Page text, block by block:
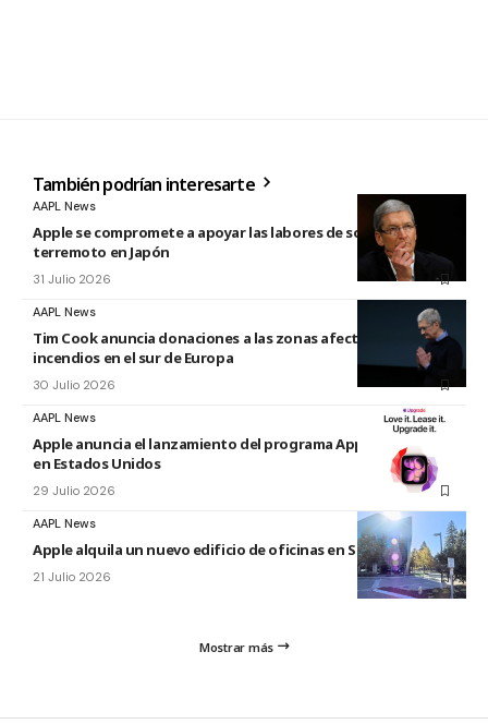
También podrían interesarte
AAPL News
Apple se compromete a apoyar las labores de socorro tras el
terremoto en Japón
31 Julio 2026
AAPL News
Tim Cook anuncia donaciones a las zonas afectadas por los
incendios en el sur de Europa
30 Julio 2026
AAPL News
Apple anuncia el lanzamiento del programa Apple Upgrade
en Estados Unidos
29 Julio 2026
AAPL News
Apple alquila un nuevo edificio de oficinas en Sunnyvale
21 Julio 2026
Mostrar más